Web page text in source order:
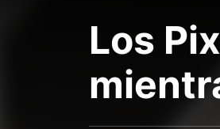
Los